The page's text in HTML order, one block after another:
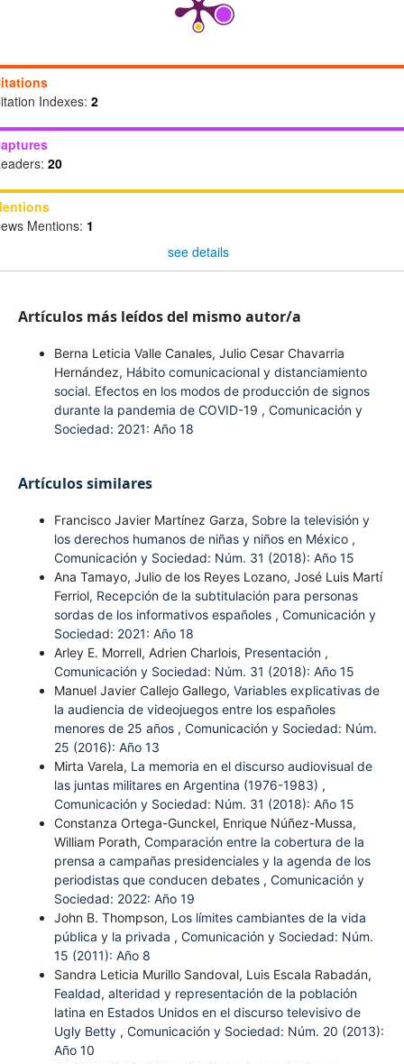
Indexes: 2
20
Mentions: 1
see details
Artículos más leídos del mismo autor/a
Berna Leticia Valle Canales, Julio Cesar Chavarria
Hernández, Hábito comunicacional y distanciamiento
social. Efectos en los modos de producción de signos
durante la pandemia de COVID-19 , Comunicación y
Sociedad: 2021: Año 18
Artículos similares
Francisco Javier Martínez Garza, Sobre la televisión y
los derechos humanos de niñas y niños en México ,
Comunicación y Sociedad: Núm. 31 (2018): Año 15
Ana Tamayo, Julio de los Reyes Lozano, José Luis Martí
Ferriol, Recepción de la subtitulación para personas
sordas de los informativos españoles , Comunicación y
Sociedad: 2021: Año 18
Arley E. Morrell, Adrien Charlois, Presentación ,
Comunicación y Sociedad: Núm. 31 (2018): Año 15
Manuel Javier Callejo Gallego, Variables explicativas de
la audiencia de videojuegos entre los españoles
menores de 25 años , Comunicación y Sociedad: Núm.
25 (2016): Año 13
Mirta Varela, La memoria en el discurso audiovisual de
las juntas militares en Argentina (1976-1983) ,
Comunicación y Sociedad: Núm. 31 (2018): Año 15
Constanza Ortega-Gunckel, Enrique Núñez-Mussa,
William Porath, Comparación entre la cobertura de la
prensa a campañas presidenciales y la agenda de los
periodistas que conducen debates , Comunicación y
Sociedad: 2022: Año 19
John B. Thompson, Los límites cambiantes de la vida
pública y la privada , Comunicación y Sociedad: Núm.
15 (2011): Año 8
Sandra Leticia Murillo Sandoval, Luis Escala Rabadán,
Fealdad, alteridad y representación de la población
latina en Estados Unidos en el discurso televisivo de
Ugly Betty , Comunicación y Sociedad: Núm. 20 (2013):
Año 10